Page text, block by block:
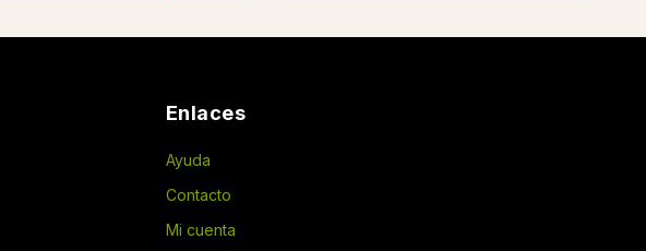
Enlaces
Ayuda
Contacto
Mi cuenta